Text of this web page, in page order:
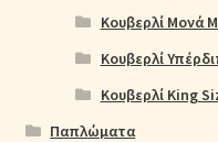
Κουβερλί Μονά
Κουβερλί
Κουβερλί King
Παπλώματα